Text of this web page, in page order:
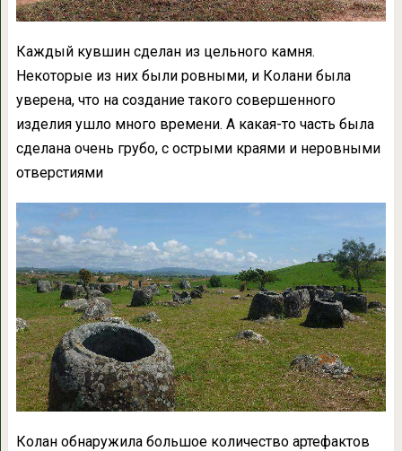
Каждый кувшин сделан из цельного камня.
Некоторые из них были ровными, и Колани была
уверена, что на создание такого совершенного
изделия ушло много времени. А какая-то часть была
сделана очень грубо, с острыми краями и неровными
отверстиями
Колан обнаружила большое количество артефактов